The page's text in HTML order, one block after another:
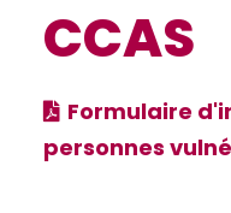
CCAS
Formulaire
personnes